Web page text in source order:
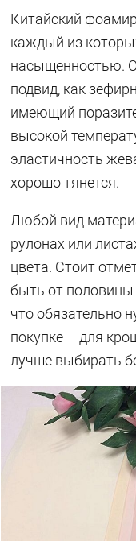
Китайский
каждый из
насыщенностью.
подвид, как
имеющий
высокой
эластичность
хорошо тянется.
Любой вид
рулонах или
цвета. Стоит
быть от половины
что обязательно
покупке – для
лучше выбирать